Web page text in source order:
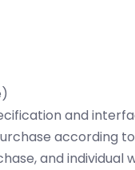
and
and